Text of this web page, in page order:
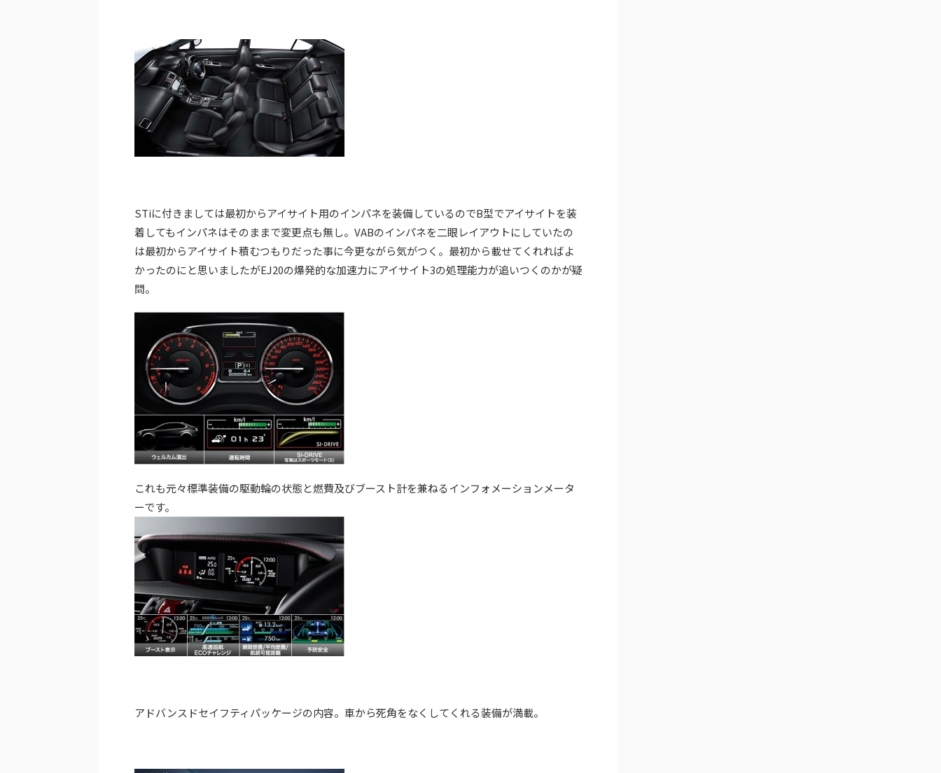
STiに付きましては最初からアイサイト用のインパネを装備しているのでB型でアイサイトを装
着してもインパネはそのままで変更点も無し。VABのインパネを二眼レイアウトにしていたの
は最初からアイサイト積むつもりだった事に今更ながら気がつく。最初から載せてくれればよ
かったのにと思いましたがEJ20の爆発的な加速力にアイサイト3の処理能力が追いつくのかが疑
問。
これも元々標準装備の駆動輪の状態と燃費及びブースト計を兼ねるインフォメーションメータ
ーです。
アドバンスドセイフティパッケージの内容。車から死角をなくしてくれる装備が満載。